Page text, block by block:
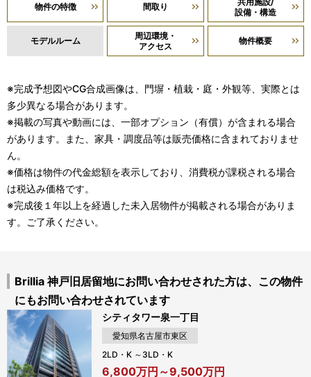
物件の特徴 間取り
設備・構造
モデルルーム
周辺環境・
アクセス
物件概要
※完成予想図やCG合成画像は、門塀・植栽・庭・外観等、実際とは
多少異なる場合があります。
※掲載の写真や動画には、一部オプション（有償）が含まれる場合
があります。また、家具・調度品等は販売価格に含まれておりませ
ん。
※価格は物件の代金総額を表示しており、消費税が課税される場合
は税込み価格です。
※完成後１年以上を経過した未入居物件が掲載される場合がありま
す。ご了承ください。
Brillia 神戸旧居留地にお問い合わせされた方は、この物件
にもお問い合わせされています
シティタワー泉一丁目
愛知県名古屋市東区
2LD・K ～3LD・K
6,800万円～9,500万円